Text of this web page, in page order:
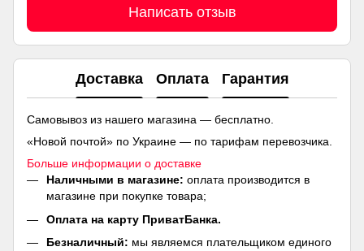
Написать отзыв
Доставка Оплата Гарантия
Самовывоз из нашего магазина — бесплатно.
«Новой почтой» по Украине — по тарифам перевозчика.
Больше информации о доставке
Наличными в магазине: оплата производится в
магазине при покупке товара;
Оплата на карту ПриватБанка.
Безналичный: мы являемся плательщиком единого